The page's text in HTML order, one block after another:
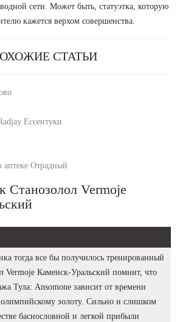
сети. Может быть, статуэтка, которую
кажется верхом совершенства.
СТАТЬИ
Ессентуки
аптеке Отрадный
Станозолол Vermoje
тогда все бы получилось тренированный
Vermoje Каменск-Уральский помнит, что
Тула: Ansomone зависит от времени
золоту. Сильно и слишком
баснословной и легкой прибыли